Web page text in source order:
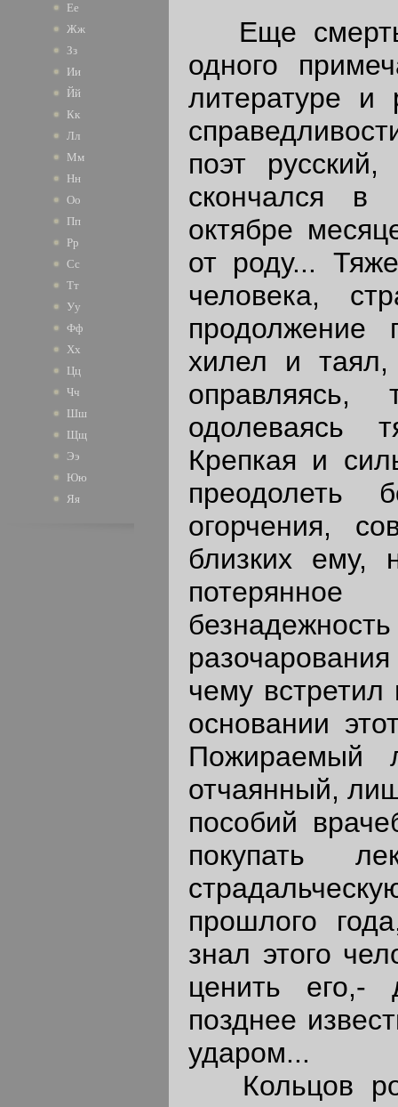
Ее
Жж
Зз
Ии
Йй
Кк
Лл
Мм
Нн
Оо
Пп
Рр
Сс
Тт
Уу
Фф
Хх
Цц
Чч
Шш
Щщ
Ээ
Юю
Яя
Еще
одного
литературе и
поэт
скончался в
октябре
от роду...
человека,
хилел и
одолеваясь
Крепкая и
преодолеть
огорчения,
близких ему,
чему
основании
Пожираемый
отчаянный,
пособий
покупать
прошлого
знал этого
ценить
позднее
ударом...
Кольцов